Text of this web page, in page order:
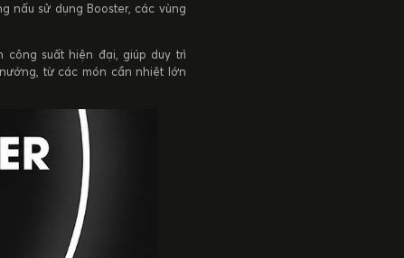
nấu sử dụng Booster, các vùng
suất hiện đại, giúp duy trì
từ các món cần nhiệt lớn